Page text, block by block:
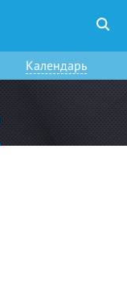
Календарь